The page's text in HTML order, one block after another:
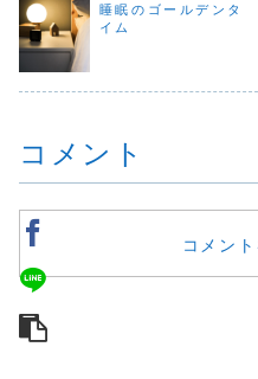
に、呼吸を整える
ことや、香りの大
切さについて書い
ています。🌿 今日
の香りは「レモ
感じます。こ
う“寒の戻り”
睡眠のゴールデンタ
イム
コメント
コメン